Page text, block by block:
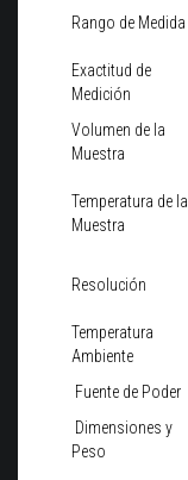
Rango de Medida
Exactitud de
Medición
Volumen de la
Muestra
Temperatura de la
Muestra
Resolución
Temperatura
Ambiente
Fuente de Poder
Dimensiones y
Peso